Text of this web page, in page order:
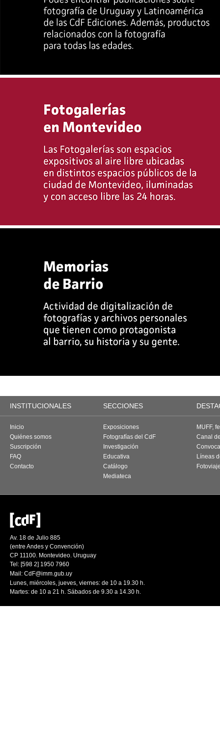
INSTITUCIONALES SECCIONES
Inicio
Quiénes somos
Suscripción
FAQ
Contacto
Exposiciones
Fotografías del CdF
Investigación
Educativa
Catálogo
Mediateca
MUFF,
Canal
Líneas
Av. 18 de Julio 885
(entre Andes y Convención)
CP 11100. Montevideo. Uruguay
Tel: [598 2] 1950 7960
Mail: CdF@imm.gub.uy
Lunes, miércoles, jueves, viernes: de 10 a 19.30 h.
Martes: de 10 a 21 h. Sábados de 9.30 a 14.30 h.